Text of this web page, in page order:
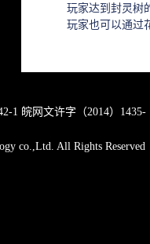
玩家达到封灵树的
玩家也可以通过花
1 皖网文许字（2014）1435-
co.,Ltd. All Rights Reserved